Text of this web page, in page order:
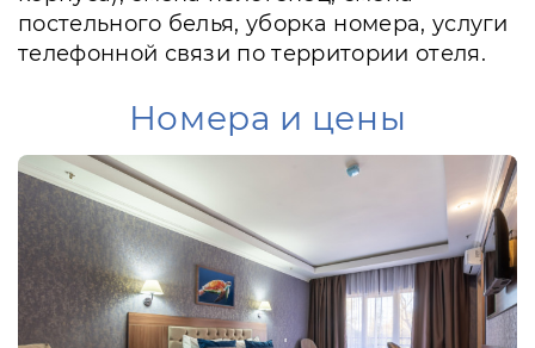
постельного белья, уборка номера, услуги
телефонной связи по территории отеля.
Номера и цены